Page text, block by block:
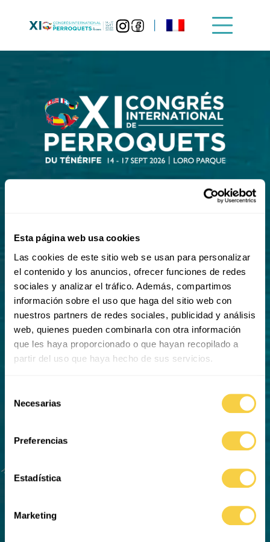
Esta página web usa cookies
Las cookies de este sitio web se usan para personalizar
el contenido y los anuncios, ofrecer funciones de redes
sociales y analizar el tráfico. Además, compartimos
información sobre el uso que haga del sitio web con
nuestros partners de redes sociales, publicidad y análisis
web, quienes pueden combinarla con otra información
que les haya proporcionado o que hayan recopilado a
partir del uso que haya hecho de sus servicios.
Necesarias
Preferencias
Estadística
Marketing
38 59